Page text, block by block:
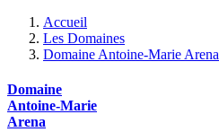
Accueil
Les Domaines
Domaine Antoine-Marie Arena
Domaine
Antoine-Marie
Arena